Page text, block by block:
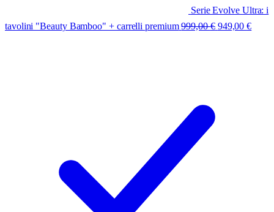
Serie Evolve Ultra: i
tavolini "Beauty Bamboo" + carrelli premium 999,00€ 949,00€